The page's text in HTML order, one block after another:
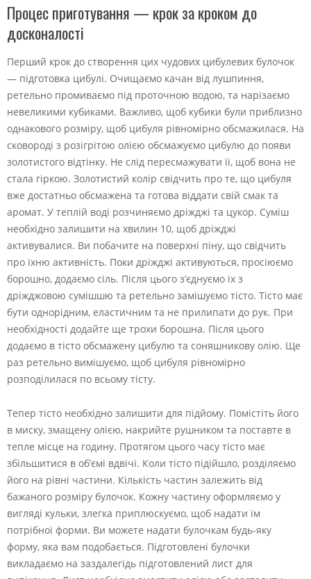
Процес приготування — крок за кроком до
досконалості
Перший крок до створення цих чудових цибулевих булочок
— підготовка цибулі. Очищаємо качан від лушпиння,
ретельно промиваємо під проточною водою, та нарізаємо
невеликими кубиками. Важливо, щоб кубики були приблизно
однакового розміру, щоб цибуля рівномірно обсмажилася. На
сковороді з розігрітою олією обсмажуємо цибулю до появи
золотистого відтінку. Не слід пересмажувати її, щоб вона не
стала гіркою. Золотистий колір свідчить про те, що цибуля
вже достатньо обсмажена та готова віддати свій смак та
аромат. У теплій воді розчиняємо дріжджі та цукор. Суміш
необхідно залишити на хвилин 10, щоб дріжджі
активувалися. Ви побачите на поверхні піну, що свідчить
про їхню активність. Поки дріжджі активуються, просіюємо
борошно, додаємо сіль. Після цього з’єднуємо їх з
дріжджовою сумішшю та ретельно замішуємо тісто. Тісто має
бути однорідним, еластичним та не прилипати до рук. При
необхідності додайте ще трохи борошна. Після цього
додаємо в тісто обсмажену цибулю та соняшникову олію. Ще
раз ретельно вимішуємо, щоб цибуля рівномірно
розподілилася по всьому тісту.
Тепер тісто необхідно залишити для підйому. Помістіть його
в миску, змащену олією, накрийте рушником та поставте в
тепле місце на годину. Протягом цього часу тісто має
збільшитися в об’ємі вдвічі. Коли тісто підійшло, розділяємо
його на рівні частини. Кількість частин залежить від
бажаного розміру булочок. Кожну частину оформляємо у
вигляді кульки, злегка приплюскуємо, щоб надати їм
потрібної форми. Ви можете надати булочкам будь-яку
форму, яка вам подобається. Підготовлені булочки
викладаємо на заздалегідь підготовлений лист для